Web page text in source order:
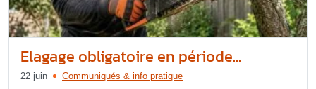
Elagage obligatoire en période...
22 juin Communiqués & info pratique